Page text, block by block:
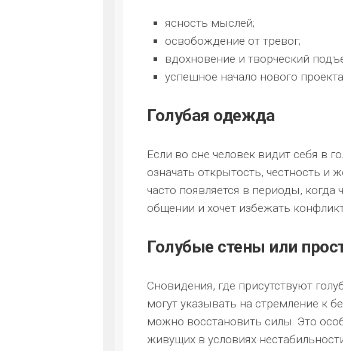
ясность мыслей;
освобождение от тревог;
вдохновение и творческий
успешное начало нового
Голубая одежда
Если во сне человек видит себя в
означать открытость, честность и
часто появляется в периоды, когда
общении и хочет избежать
Голубые стены или
Сновидения, где присутствуют
могут указывать на стремление к
можно восстановить силы. Это
живущих в условиях